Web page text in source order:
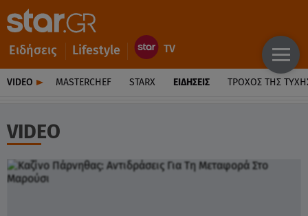
Ειδήσεις Lifestyle
VIDEO MASTERCHEF STARX ΕΙΔΉΣΕΙΣ ΤΡΟΧΌΣ ΤΗΣ
VIDEO